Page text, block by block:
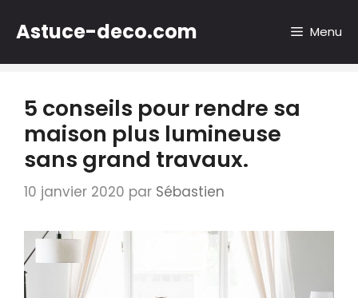
Astuce-deco.com Menu
5 conseils pour rendre sa
maison plus lumineuse
sans grand travaux.
10 janvier 2020 par Sébastien